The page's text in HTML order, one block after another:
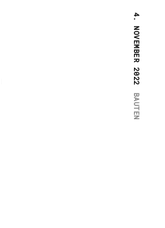
4. NOVEMBER 2022
BAUTEN